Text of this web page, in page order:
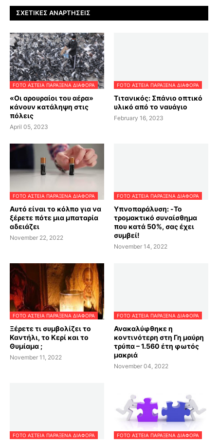
ΣΧΕΤΙΚΈΣ ΑΝΑΡΤΉΣΕΙΣ
FOTO ΑΣΤΕΙΑ ΠΑΡΑΞΕΝΑ ΔΙΑΦΟΡΑ
«Οι αρουραίοι του αέρα»
κάνουν κατάληψη στις
πόλεις
April 05, 2023
FOTO ΑΣΤΕΙΑ ΠΑΡΑΞΕΝΑ ΔΙΑΦΟΡΑ
Τιτανικός: Σπάνιο οπτικό
υλικό από το ναυάγιο
February 16, 2023
FOTO ΑΣΤΕΙΑ ΠΑΡΑΞΕΝΑ ΔΙΑΦΟΡΑ
Αυτό είναι το κόλπο για να
ξέρετε πότε μια μπαταρία
αδειάζει
November 22, 2022
FOTO ΑΣΤΕΙΑ ΠΑΡΑΞΕΝΑ ΔΙΑΦΟΡΑ
Υπνοπαράλυση: -Το
τρομακτικό συναίσθημα
που κατά 50%, σας έχει
συμβεί!
November 14, 2022
FOTO ΑΣΤΕΙΑ ΠΑΡΑΞΕΝΑ ΔΙΑΦΟΡΑ
Ξέρετε τι συμβολίζει το
Καντήλι, το Κερί και το
Θυμίαμα ;
November 11, 2022
FOTO ΑΣΤΕΙΑ ΠΑΡΑΞΕΝΑ ΔΙΑΦΟΡΑ
Ανακαλύφθηκε η
κοντινότερη στη Γη μαύρη
τρύπα – 1.560 έτη φωτός
μακριά
November 04, 2022
FOTO ΑΣΤΕΙΑ ΠΑΡΑΞΕΝΑ ΔΙΑΦΟΡΑ FOTO ΑΣΤΕΙΑ ΠΑΡΑΞΕΝΑ ΔΙΑΦΟΡΑ